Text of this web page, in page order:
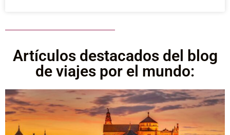
Artículos destacados del blog
de viajes por el mundo: